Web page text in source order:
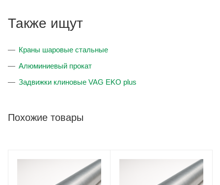
Также ищут
Краны шаровые стальные
Алюминиевый прокат
Задвижки клиновые VAG EKO plus
Похожие товары